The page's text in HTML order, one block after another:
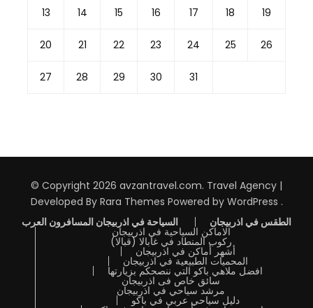
13 14 15 16 17 18 19
20 21 22 23 24 25 26
27 28 29 30 31
© Copyright 2026 avzantravel.com. Travel Agency |
Developed By Rara Themes Powered by WordPress .
السياحة في اذربيجان المسافرون العرب
الطقس في اذربيجان
الاماكن السياحية في اذربيجان
ركوب المنطاد في غابالا (قبالا)
أشهر أماكن في اذربيجان
المحميات الطبيعية في اذربيجان
افضل ملاهي باكو التي ننصحكم بزيارتها
سائق خاص فى اذربيجان
مرشد سياحي في اذربيجان
دليل سياحي عربي في باكو